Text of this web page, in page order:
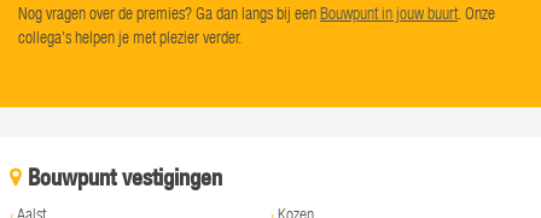
Nog vragen over de premies? Ga dan langs bij eenBouwpunt in jouw buurt. Onze
collega's helpen je met plezier verder.
Bouwpunt vestigingen